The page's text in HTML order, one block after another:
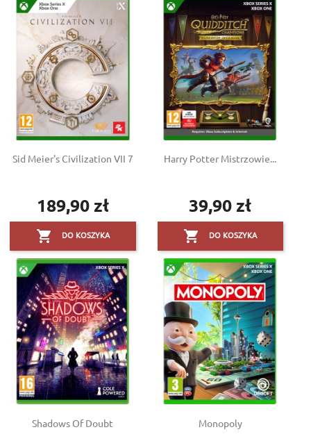
Sid Meier's Civilization VII 7
Cena
189,90 zł
 DO KOSZYKA
Harry Potter Mistrzowie...
Cena
39,90 zł
 DO KOSZYKA
Shadows Of Doubt Monopoly